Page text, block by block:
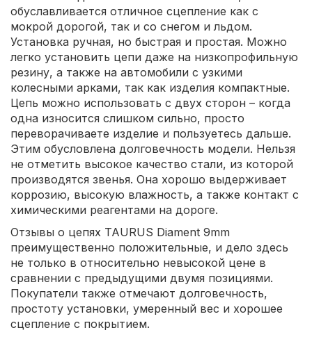
обуславливается отличное сцепление как с
мокрой дорогой, так и со снегом и льдом.
Установка ручная, но быстрая и простая. Можно
легко установить цепи даже на низкопрофильную
резину, а также на автомобили с узкими
колесными арками, так как изделия компактные.
Цепь можно использовать с двух сторон – когда
одна износится слишком сильно, просто
переворачиваете изделие и пользуетесь дальше.
Этим обусловлена долговечность модели. Нельзя
не отметить высокое качество стали, из которой
производятся звенья. Она хорошо выдерживает
коррозию, высокую влажность, а также контакт с
химическими реагентами на дороге.
Отзывы о цепях TAURUS Diament 9mm
преимущественно положительные, и дело здесь
не только в относительно невысокой цене в
сравнении с предыдущими двумя позициями.
Покупатели также отмечают долговечность,
простоту установки, умеренный вес и хорошее
сцепление с покрытием.